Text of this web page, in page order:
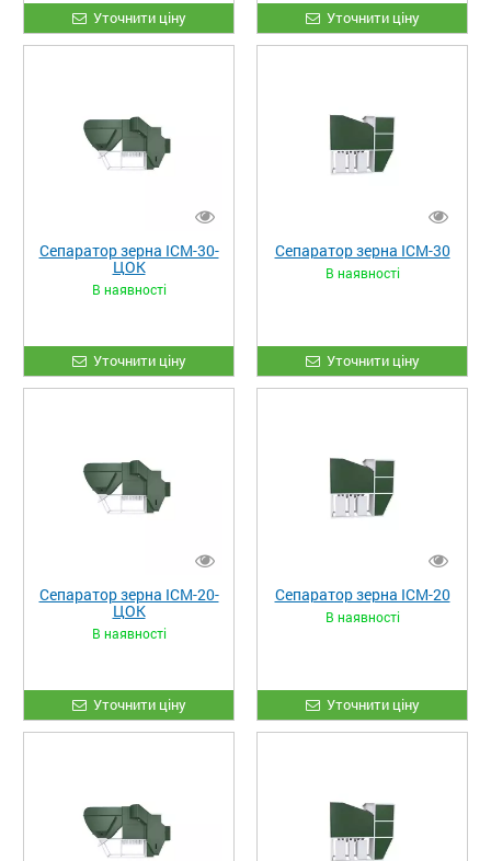
Уточнити ціну Уточнити ціну
Сепаратор зерна ІСМ-30-
ЦОК
В наявності
Уточнити ціну
Сепаратор зерна ІСМ-30
В наявності
Уточнити ціну
Сепаратор зерна ІСМ-20-
ЦОК
В наявності
Уточнити ціну
Сепаратор зерна ІСМ-20
В наявності
Уточнити ціну